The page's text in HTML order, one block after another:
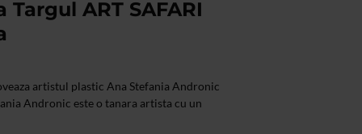
Targul ART SAFARI
artistul plastic Ana Stefania Andronic
Andronic este o tanara artista cu un